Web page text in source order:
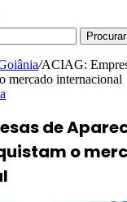
/ACIAG:
mercado internacional
de
o